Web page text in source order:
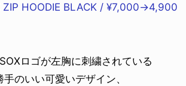
ZIP HOODIE BLACK / ¥7,000→4,900
ロゴが左胸に刺繍されている
のいい可愛いデザイン、